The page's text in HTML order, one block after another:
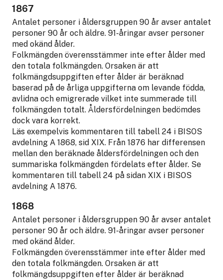
1867
Antalet personer i åldersgruppen 90 år avser antalet
personer 90 år och äldre. 91-åringar avser personer
med okänd ålder.
Folkmängden överensstämmer inte efter ålder med
den totala folkmängden. Orsaken är att
folkmängdsuppgiften efter ålder är beräknad
baserad på de årliga uppgifterna om levande födda,
avlidna och emigrerade vilket inte summerade till
folkmängden totalt. Åldersfördelningen bedömdes
dock vara korrekt.
Läs exempelvis kommentaren till tabell 24 i BISOS
avdelning A 1868, sid XIX. Från 1876 har differensen
mellan den beräknade åldersfördelningen och den
summariska folkmängden fördelats efter ålder. Se
kommentaren till tabell 24 på sidan XIX i BISOS
avdelning A 1876.
1868
Antalet personer i åldersgruppen 90 år avser antalet
personer 90 år och äldre. 91-åringar avser personer
med okänd ålder.
Folkmängden överensstämmer inte efter ålder med
den totala folkmängden. Orsaken är att
folkmängdsuppgiften efter ålder är beräknad